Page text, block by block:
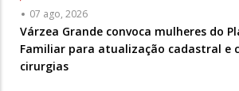
07 ago, 2026
Várzea Grande convoca mulheres do
Familiar para atualização cadastral e
cirurgias